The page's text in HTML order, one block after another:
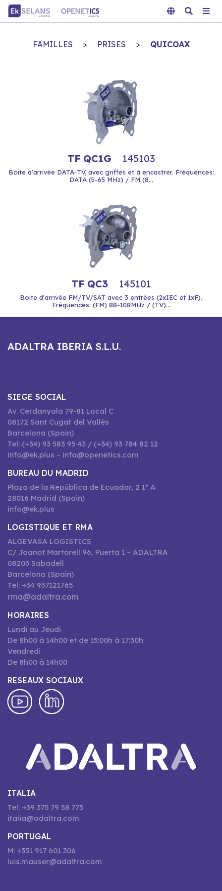
FAMILLES > PRISES > QUICOAX
TF QC1G 145103
Boite d'arrivée DATA-TV, avec griffes et à encastrer. Fréquences:
DATA (5-65 MHz) / FM (8...
TF QC3 145101
Boite d'arrivée FM/TV/SAT avec 3 entrées (2xIEC et 1xF).
Fréquences: (FM) 88-108MHz / (TV)...
ADALTRA IBERIA S.L.U.
SIEGE SOCIAL
Av. Cerdanyola 79-81 Local C
08172 Sant Cugat del Vallès
Barcelona (Spain)
Tel: (+34) 93 583 95 43 / (+34) 93 784 82 12
info@ek.plus – info@openetics.com
BUREAU DU MADRID
Plaza de la República de Ecuador, 2 1º A
28016 Madrid (Spain)
info@ek.plus
LOGISTIQUE ET RMA
ALGEVASA LOGISTICS
C/ Joanot Martorell 96, Puerta 1 – ADALTRA
08203 Sabadell
Barcelona (Spain)
Tel: +34 937121765
rma@adaltra.com
HORAIRES
Lundi au Jeudi
De 8h00 à 14h00 et de 15:00h à 17:30h
Vendredi
De 8h00 à 14h00
RESEAUX SOCIAUX
ITALIA
Tel: +39 375 79 58 775
italia@adaltra.com
PORTUGAL
M: +351 917 601 306
luis.mauser@adaltra.com